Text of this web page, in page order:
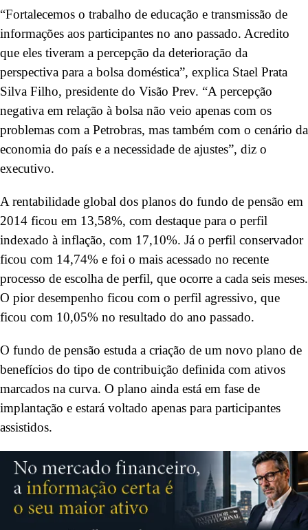
“Fortalecemos o trabalho de educação e transmissão de
informações aos participantes no ano passado. Acredito
que eles tiveram a percepção da deterioração da
perspectiva para a bolsa doméstica”, explica Stael Prata
Silva Filho, presidente do Visão Prev. “A percepção
negativa em relação à bolsa não veio apenas com os
problemas com a Petrobras, mas também com o cenário da
economia do país e a necessidade de ajustes”, diz o
executivo.
A rentabilidade global dos planos do fundo de pensão em
2014 ficou em 13,58%, com destaque para o perfil
indexado à inflação, com 17,10%. Já o perfil conservador
ficou com 14,74% e foi o mais acessado no recente
processo de escolha de perfil, que ocorre a cada seis meses.
O pior desempenho ficou com o perfil agressivo, que
ficou com 10,05% no resultado do ano passado.
O fundo de pensão estuda a criação de um novo plano de
benefícios do tipo de contribuição definida com ativos
marcados na curva. O plano ainda está em fase de
implantação e estará voltado apenas para participantes
assistidos.